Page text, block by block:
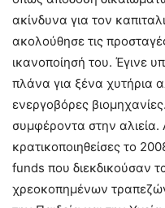
ακίνδυνα για τον
ακολούθησε τις
ικανοποίησή του. Έγινε
πλάνα για ξένα χυτήρια
ενεργοβόρες
συμφέροντα στην αλιεία.
κρατικοποιηθείσες το
funds που διεκδικούσαν
χρεοκοπημένων